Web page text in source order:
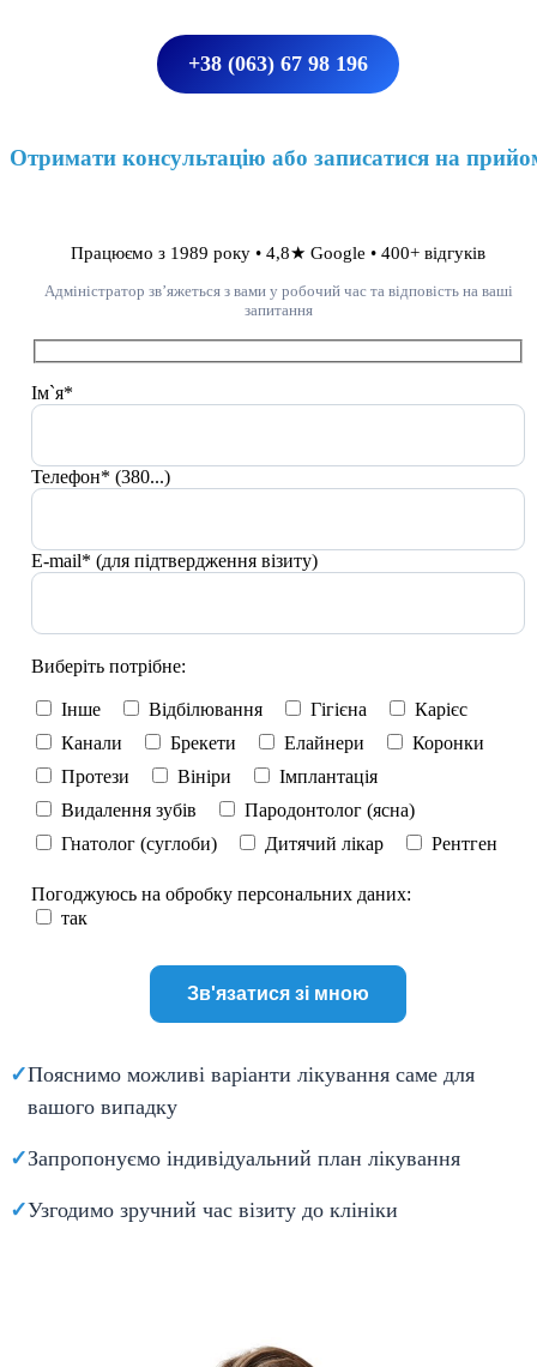
+38 (063) 67 98 196
Отримати консультацію або записатися на
Працюємо з 1989 року • 4,8★ Google • 400+ відгуків
Адміністратор зв’яжеться з вами у робочий час та відповість на ваші
запитання
Ім`я*
Телефон* (380...)
E-mail* (для підтвердження візиту)
Виберіть потрібне:
Інше Відбілювання Гігієна
Карієс
Канали
Брекети Елайнери
Коронки
Протези
Вініри
Імплантація
Видалення зубів
Пародонтолог (ясна)
Гнатолог (суглоби)
Дитячий лікар Рентген
Погоджуюсь на обробку персональних даних:
так
✓Пояснимо можливі варіанти лікування саме для
вашого випадку
✓Запропонуємо індивідуальний план лікування
✓Узгодимо зручний час візиту до клініки